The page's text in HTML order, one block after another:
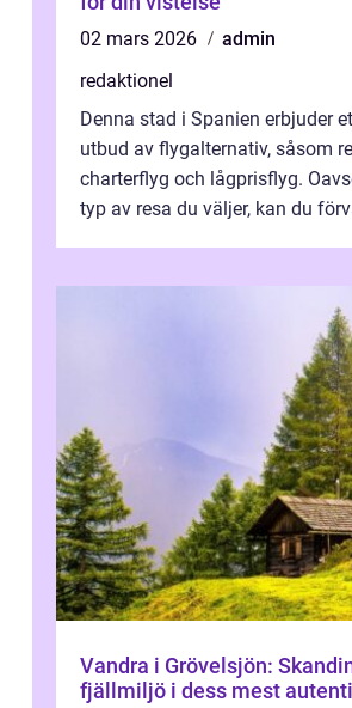
02 mars 2026
admin
redaktionel
Denna stad i Spanien erbjuder
utbud av flygalternativ, såsom
charterflyg och lågprisflyg.
typ av resa du väljer, kan du
Vandra i Grövelsjön:
fjällmiljö i dess mest